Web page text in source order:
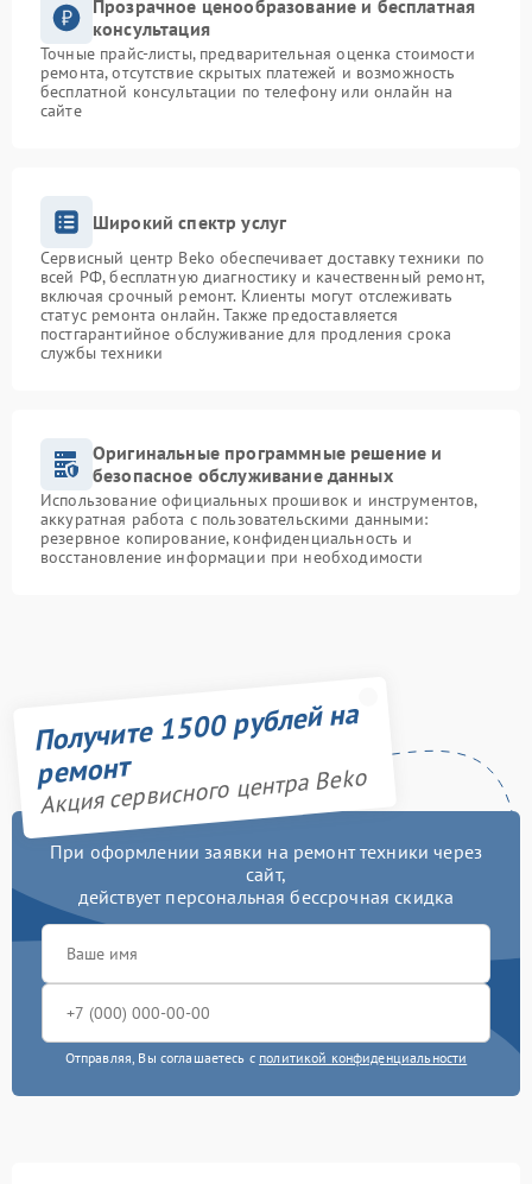
Прозрачное ценообразование и бесплатная
консультация
Точные прайс-листы, предварительная оценка стоимости
ремонта, отсутствие скрытых платежей и возможность
бесплатной консультации по телефону или онлайн на
сайте
Широкий спектр услуг
Сервисный центр Beko обеспечивает доставку техники по
всей РФ, бесплатную диагностику и качественный ремонт,
включая срочный ремонт. Клиенты могут отслеживать
статус ремонта онлайн. Также предоставляется
постгарантийное обслуживание для продления срока
службы техники
Оригинальные программные решение и
безопасное обслуживание данных
Использование официальных прошивок и инструментов,
аккуратная работа с пользовательскими данными:
резервное копирование, конфиденциальность и
восстановление информации при необходимости
Получите 1500 рублей на
ремонт
Акция сервисного центра Beko
При оформлении заявки на ремонт техники через
сайт,
действует персональная бессрочная скидка
Отправляя, Вы соглашаетесь с политикой конфиденциальности